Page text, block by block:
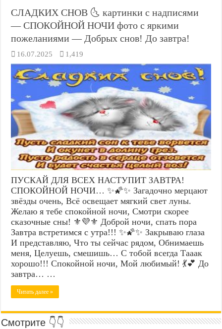
СЛАДКИХ СНОВ 🌜 картинки с надписями
— СПОКОЙНОЙ НОЧИ фото с яркими
пожеланиями — Добрых снов! До завтра!
16.07.2025 1,419
ПУСКАЙ ДЛЯ ВСЕХ НАСТУПИТ ЗАВТРА!
СПОКОЙНОЙ НОЧИ… ✨🌠✨ Загадочно мерцают
звёзды очень, Всё освещает мягкий свет луны.
Желаю я тебе спокойной ночи, Смотри скорее
сказочные сны! ⚜️💜⚜️ Доброй ночи, спать пора
Завтра встретимся с утра!!! ✨🌠✨ Закрываю глаза
И представляю, Что ты сейчас рядом, Обнимаешь
меня, Целуешь, смешишь… С тобой всегда Тааак
хорошо!!! Спокойной ночи, Мой любимый! 💃💕 До
завтра… …
Читать далее »
Смотрите 👇👇